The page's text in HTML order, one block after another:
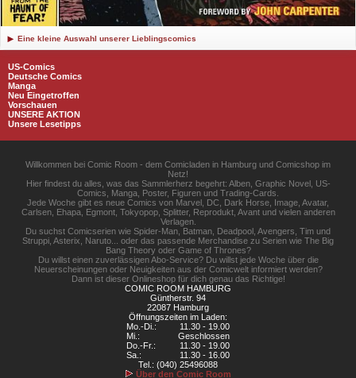
Eine kleine Auswahl unserer Lieblingscomics
US-Comics
Deutsche Comics
Manga
Neu Eingetroffen
Vorschauen
UNSERE AKTION
Unsere Lesetipps
Willkommen bei Comic Room - dem Comicladen in Hamburg und Comicshop im
Netz!
Hier findest du alles, was das Sammlerherz begehrt: Alben, Graphic Novel, US-
Comics, Manga, Poster, Figuren und Trading-Cards.
Jede Woche gibt es neue Comics von Marvel, DC, Dark Horse, Image, Avatar,
Carlsen, Ehapa, Egmont, Tokyopop, Splitter, Reprodukt, Avant und vielen anderen
Verlagen.
Du suchst Comicserien wie Spider-Man, Batman, Deadpool, Avengers, Tim und
Struppi, Asterix, Naruto... oder das passende Merchandise zu Serien wie The Big
Bang Theory oder Game of Thrones?
Du willst einen zuverlässigen Abo-Service? Du willst jede Woche über die
Neuerscheinungen oder Neuigkeiten aus der Comicwelt informiert werden?
Dann ist dieser Onlineshop für dich genau das Richtige!
COMIC ROOM HAMBURG
Güntherstr. 94
22087 Hamburg
Öffnungszeiten im Laden:
Mo.-Di.:
11.30 - 19.00
Mi.:
Geschlossen
Do.-Fr.:
11.30 - 19.00
Sa.:
11.30 - 16.00
Tel.: (040) 25496088
Über den Comic Room